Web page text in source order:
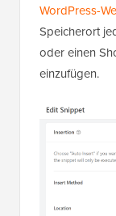
WordPress-
Speicherort
oder einen
einzufügen.